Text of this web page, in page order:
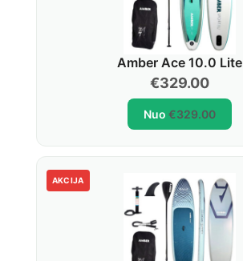
Amber Ace 10.0 Lite
€329.00
Nuo €329.00
AKCIJA